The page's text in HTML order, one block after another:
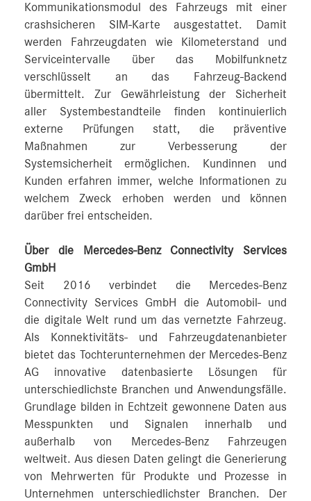
Kommunikationsmodul des Fahrzeugs mit einer
crashsicheren SIM-Karte ausgestattet. Damit
werden Fahrzeugdaten wie Kilometerstand und
Serviceintervalle über das Mobilfunknetz
verschlüsselt an das Fahrzeug-Backend
übermittelt. Zur Gewährleistung der Sicherheit
aller Systembestandteile finden kontinuierlich
externe Prüfungen statt, die präventive
Maßnahmen zur Verbesserung der
Systemsicherheit ermöglichen. Kundinnen und
Kunden erfahren immer, welche Informationen zu
welchem Zweck erhoben werden und können
darüber frei entscheiden.
Über die Mercedes-Benz Connectivity Services
GmbH
Seit 2016 verbindet die Mercedes-Benz
Connectivity Services GmbH die Automobil- und
die digitale Welt rund um das vernetzte Fahrzeug.
Als Konnektivitäts- und Fahrzeugdatenanbieter
bietet das Tochterunternehmen der Mercedes-Benz
AG innovative datenbasierte Lösungen für
unterschiedlichste Branchen und Anwendungsfälle.
Grundlage bilden in Echtzeit gewonnene Daten aus
Messpunkten und Signalen innerhalb und
außerhalb von Mercedes-Benz Fahrzeugen
weltweit. Aus diesen Daten gelingt die Generierung
von Mehrwerten für Produkte und Prozesse in
Unternehmen unterschiedlichster Branchen. Der